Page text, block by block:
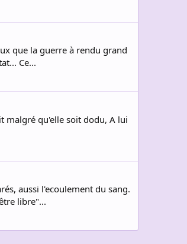
que la guerre à rendu grand
Ce...
malgré qu'elle soit dodu, A lui
aussi l'ecoulement du sang.
libre"...